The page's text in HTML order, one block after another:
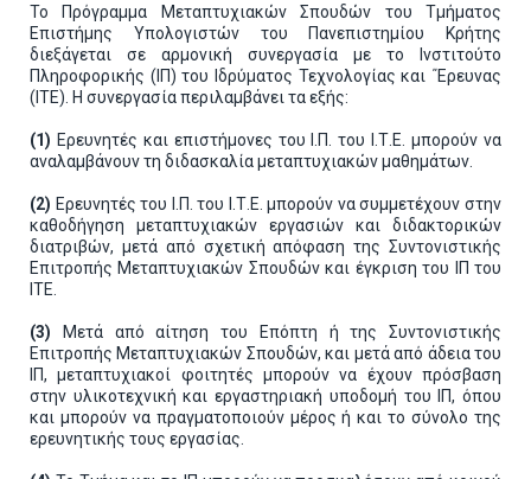
Το Πρόγραμμα Μεταπτυχιακών Σπουδών του Τμήματος
Επιστήμης Υπολογιστών του Πανεπιστημίου Κρήτης
διεξάγεται σε αρμονική συνεργασία με το Ινστιτούτο
Πληροφορικής (ΙΠ) του Ιδρύματος Τεχνολογίας και ΄Έρευνας
(ΙΤΕ). Η συνεργασία περιλαμβάνει τα εξής:
(1) Ερευνητές και επιστήμονες του Ι.Π. του Ι.Τ.Ε. μπορούν να
αναλαμβάνουν τη διδασκαλία μεταπτυχιακών μαθημάτων.
(2) Ερευνητές του Ι.Π. του Ι.Τ.Ε. μπορούν να συμμετέχουν στην
καθοδήγηση μεταπτυχιακών εργασιών και διδακτορικών
διατριβών, μετά από σχετική απόφαση της Συντονιστικής
Επιτροπής Μεταπτυχιακών Σπουδών και έγκριση του ΙΠ του
ΙΤΕ.
(3) Μετά από αίτηση του Επόπτη ή της Συντονιστικής
Επιτροπής Μεταπτυχιακών Σπουδών, και μετά από άδεια του
ΙΠ, μεταπτυχιακοί φοιτητές μπορούν να έχουν πρόσβαση
στην υλικοτεχνική και εργαστηριακή υποδομή του ΙΠ, όπου
και μπορούν να πραγματοποιούν μέρος ή και το σύνολο της
ερευνητικής τους εργασίας.